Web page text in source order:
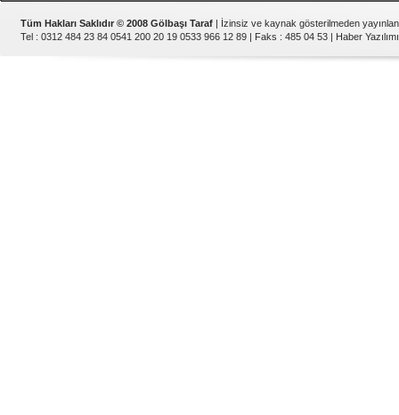
Tüm Hakları Saklıdır © 2008 Gölbaşı Taraf | İzinsiz ve kaynak gösterilmeden
Tel : 0312 484 23 84 0541 200 20 19 0533 966 12 89 | Faks : 485 04 53 | Haber Yazılımı